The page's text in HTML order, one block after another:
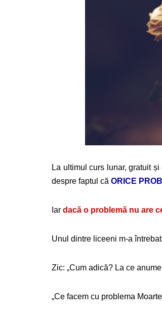
La ultimul curs lunar, gratuit
despre faptul că ORICE
Iar dacă o problemă nu are
Unul dintre liceeni m-a
Zic: „Cum adică? La ce
„Ce facem cu problema